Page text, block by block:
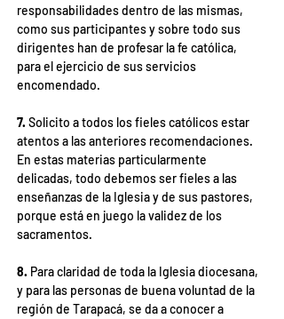
responsabilidades dentro de las mismas,
como sus participantes y sobre todo sus
dirigentes han de profesar la fe católica,
para el ejercicio de sus servicios
encomendado.
7. Solicito a todos los fieles católicos estar
atentos a las anteriores recomendaciones.
En estas materias particularmente
delicadas, todo debemos ser fieles a las
enseñanzas de la Iglesia y de sus pastores,
porque está en juego la validez de los
sacramentos.
8. Para claridad de toda la Iglesia diocesana,
y para las personas de buena voluntad de la
región de Tarapacá, se da a conocer a